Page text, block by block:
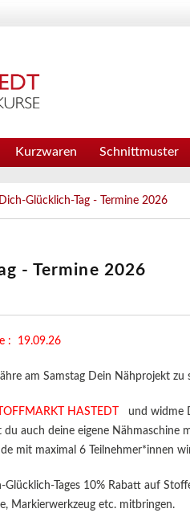
Kurzwaren Schnittmuster
Glücklich-Tag - Termine 2026
- Termine 2026
: 19.09.26
am Samstag Dein Nähprojekt
HASTEDT und widme
du auch deine eigene
mit maximal 6 Teilnehmer*innen
Tages 10% Rabatt auf
Markierwerkzeug etc. mitbringen.